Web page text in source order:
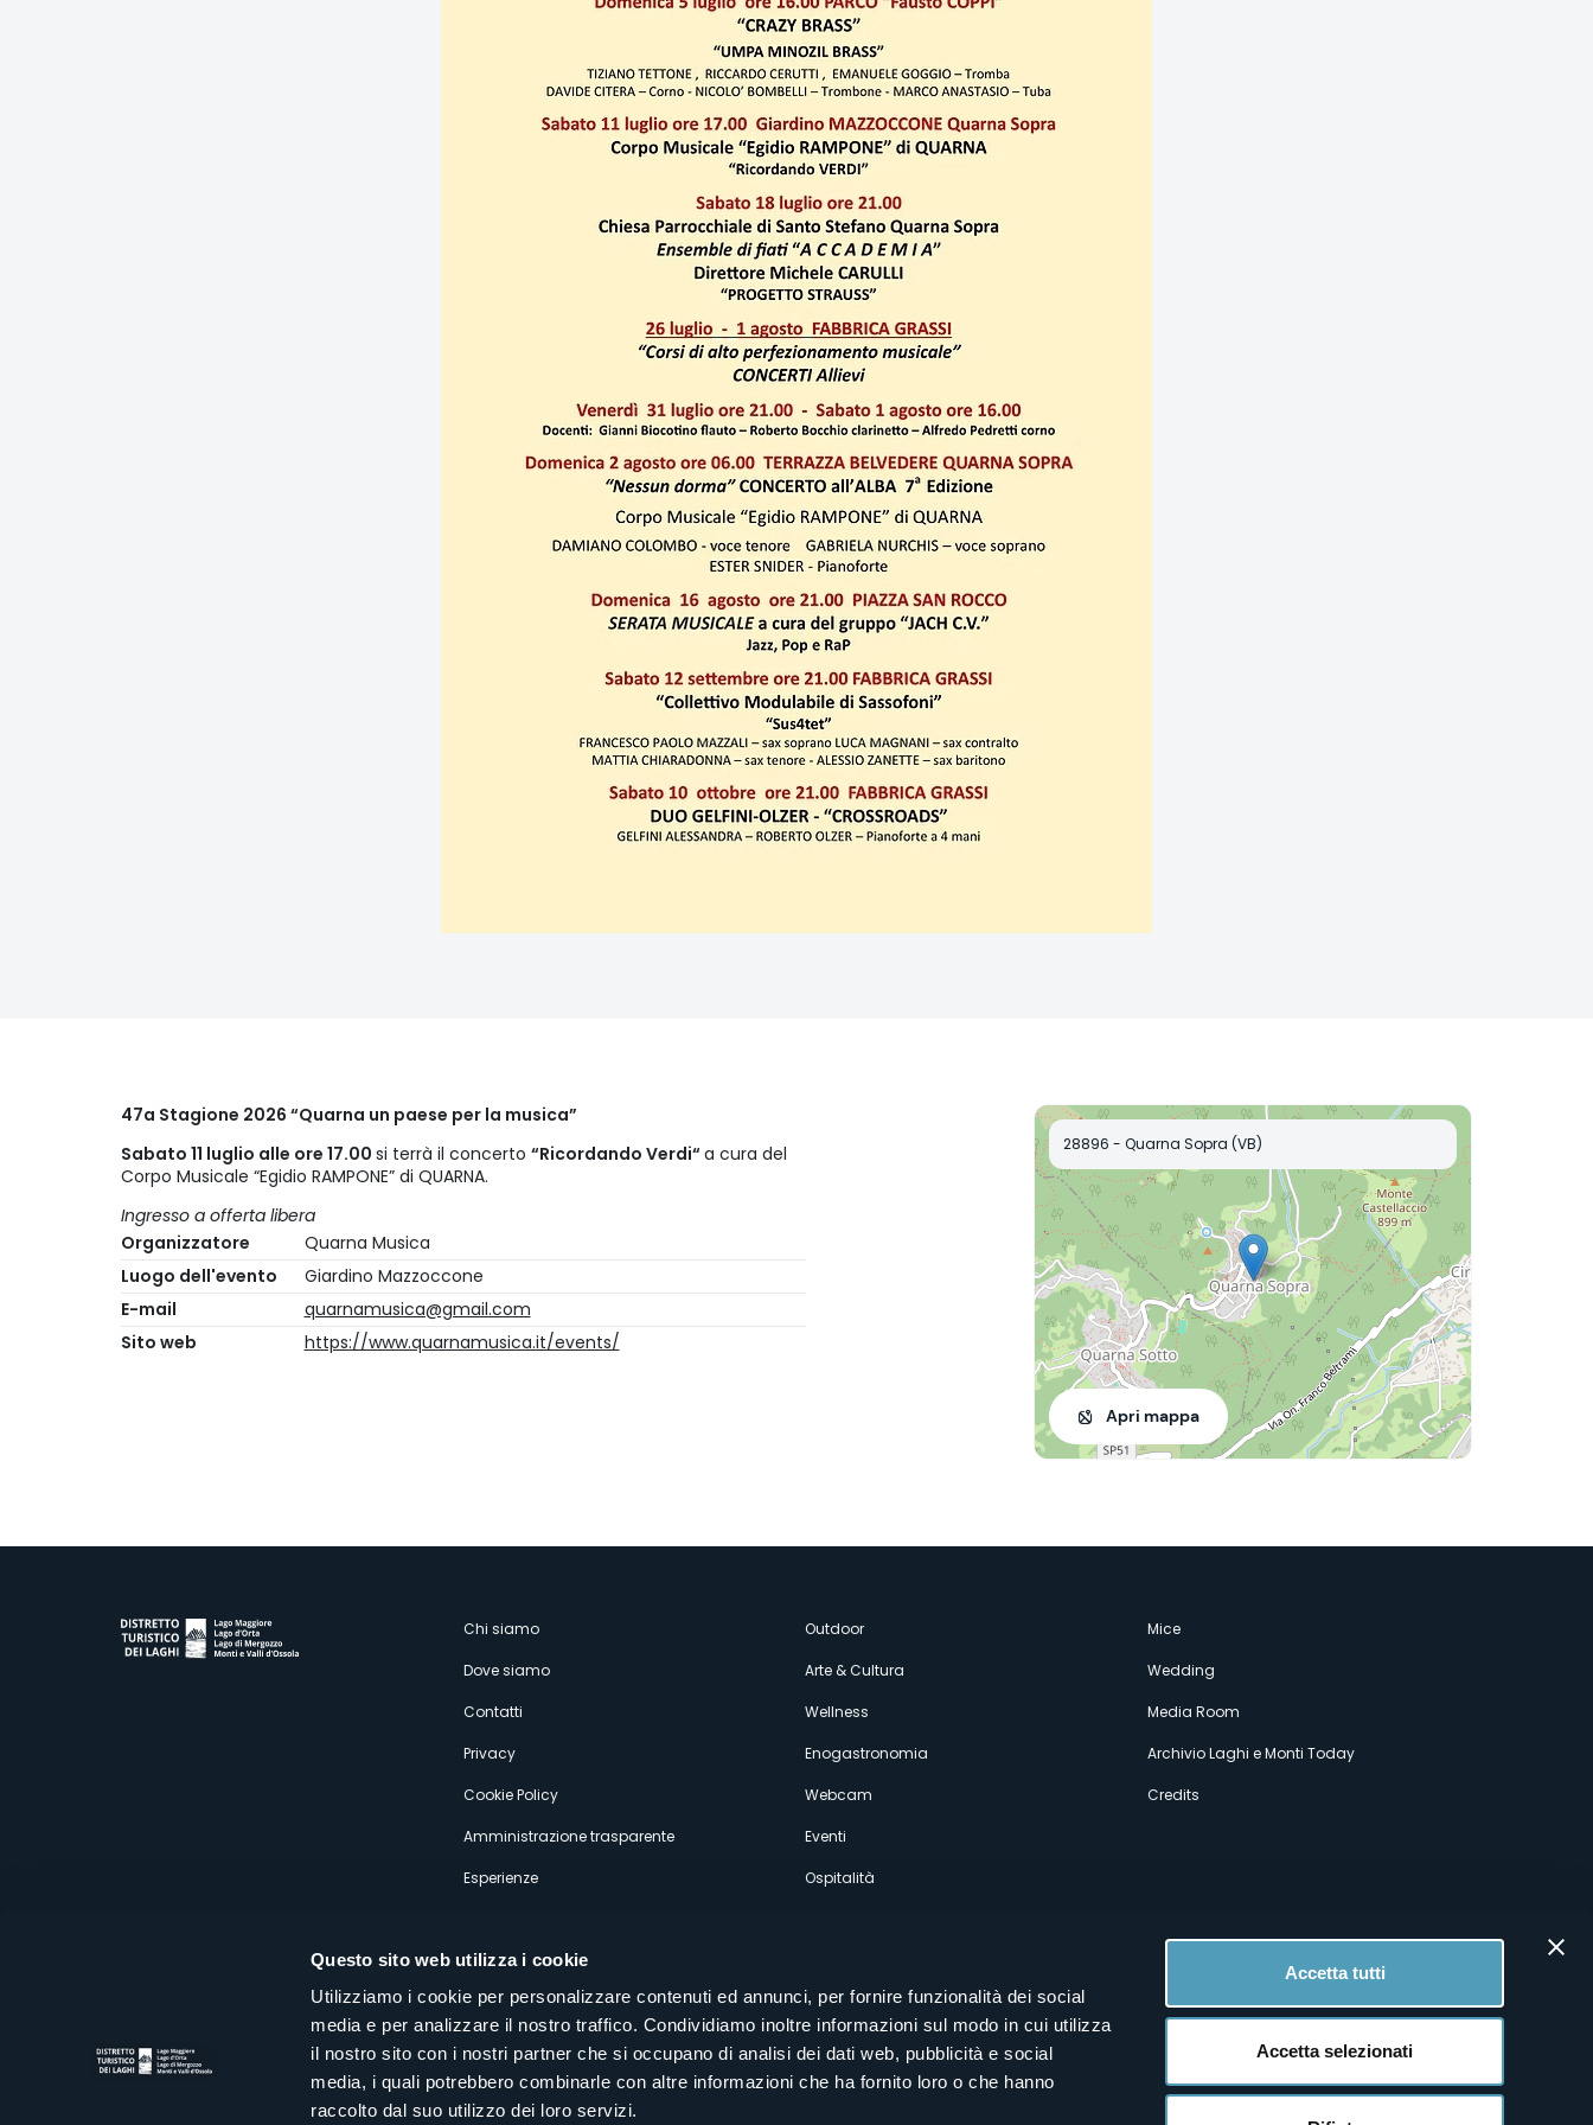
Questo sito web utilizza i cookie
Utilizziamo i cookie per personalizzare contenuti ed annunci, per fornire funzionalità dei social
media e per analizzare il nostro traffico. Condividiamo inoltre informazioni sul modo in cui utilizza
il nostro sito con i nostri partner che si occupano di analisi dei dati web, pubblicità e social
media, i quali potrebbero combinarle con altre informazioni che ha fornito loro o che hanno
raccolto dal suo utilizzo dei loro servizi.
Accetta tutti
Accetta selezionati
47a Stagione 2026 “Quarna un paese per la musica”
Sabato 11 luglio alle ore 17.00 si terrà il concerto “Ricordando Verdi“ a cura del
Corpo Musicale “Egidio RAMPONE” di QUARNA.
Ingresso a offerta libera
Organizzatore
Quarna Musica
Luogo dell'evento
Giardino Mazzoccone
E-mail
quarnamusica@gmail.com
Sito web
https://www.quarnamusica.it/events/
28896 - Quarna Sopra (VB)
Apri mappa
Menù
secondario
Chi siamo
Dove siamo
Contatti
Privacy
Cookie Policy
Amministrazione trasparente
Esperienze
Outdoor
Arte & Cultura
Wellness
Enogastronomia
Webcam
Eventi
Ospitalità
Mice
Wedding
Media Room
Archivio Laghi e Monti Today
Credits
Distretto Turistico dei Laghi Scrl
Sede legale e operativa: Corso Italia 26 - 28838 Stresa VB - Italy
infoturismo@distrettolaghi.itedistrettolaghi@legalmail.it
Seguici sui nostri canali social